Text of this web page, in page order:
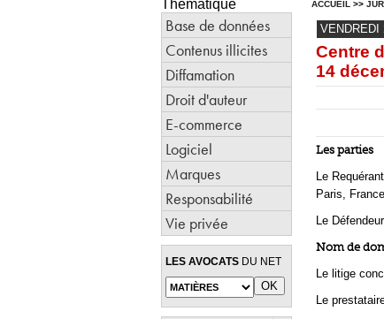
Thématique
Base de données
Contenus illicites
Diffamation
Droit d'auteur
E-commerce
Logiciel
Marques
Responsabilité
Vie privée
LES AVOCATS DU NET
ACCUEIL >>
VENDREDI
Centre
14
Les parties
Le
Paris,
Le
Nom de
Le litige
Le